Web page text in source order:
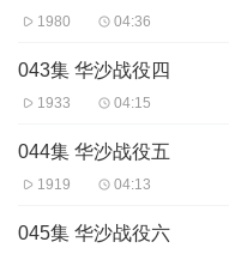
1980 04:36
043集 华沙战役四
1933 04:15
044集 华沙战役五
1919 04:13
045集 华沙战役六